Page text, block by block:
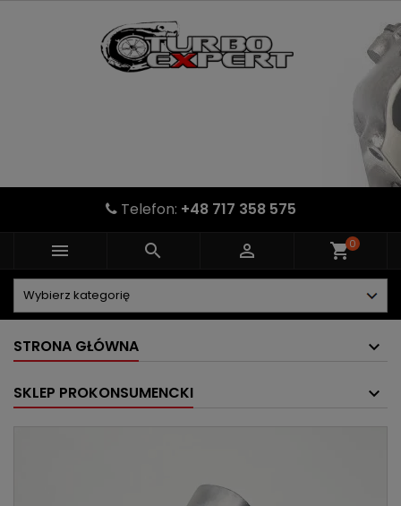
Telefon: +48 717 358 575
   shopping_cart0
STRONA GŁÓWNA
SKLEP PROKONSUMENCKI